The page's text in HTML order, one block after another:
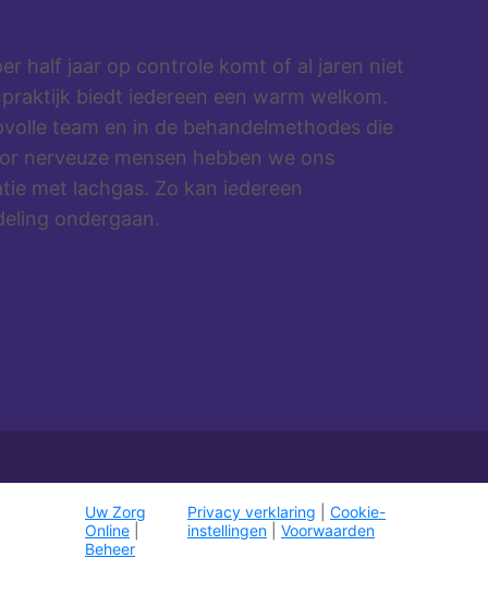
half jaar op controle komt of al jaren niet
biedt iedereen een warm welkom.
team en in de behandelmethodes die
nerveuze mensen hebben we ons
met lachgas. Zo kan iedereen
ondergaan.
Uw Zorg
Online
Beheer
Privacy verklaring
Cookie-
instellingen
Voorwaarden